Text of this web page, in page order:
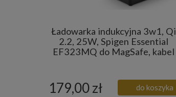
Ładowarka indukcyjna 3w1, Qi
2.2, 25W, Spigen Essential
EF323MQ do MagSafe, kabel
179,00 zł do koszyka